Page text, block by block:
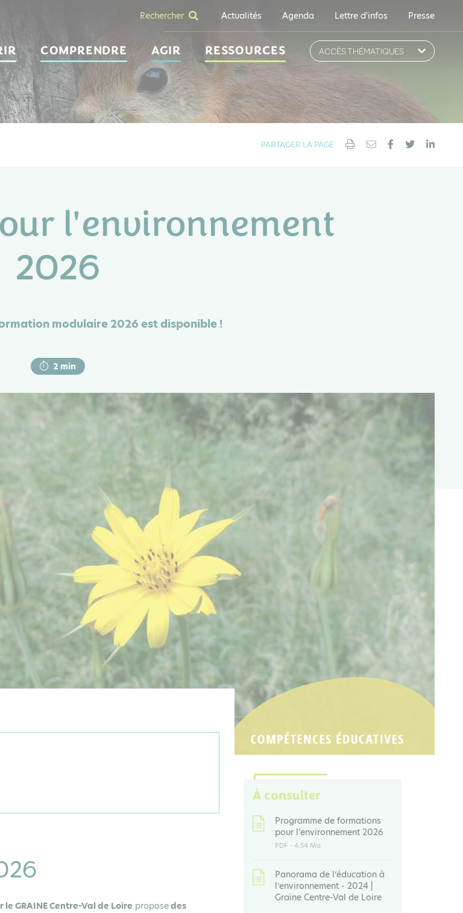
Rechercher Actualités Agenda Lettre d'infos Presse
COMPRENDRE AGIR RESSOURCES ACCÈS THÉMATIQUES
PARTAGER LA PAGE
l'environnement
2026
modulaire 2026 est disponible !
2 min
GRAINE Centre-Val de Loire proposedes
À consulter
Programme de formations
pour l'environnement 2026
PDF - 4,54 Mo
Panorama de l’éducation à
l’environnement - 2024 |
Graine Centre-Val de Loire